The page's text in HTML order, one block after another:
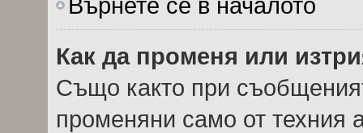
Как да променя или
Също както при
променяни само от техния